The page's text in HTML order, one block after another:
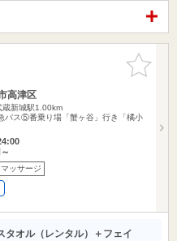
お気に入
りに追加
高津区
蔵新城駅1.00km
ス⑤番乗り場「蟹ヶ谷」行き「橘小
ッサージ
タオル（レンタル）＋フェイ